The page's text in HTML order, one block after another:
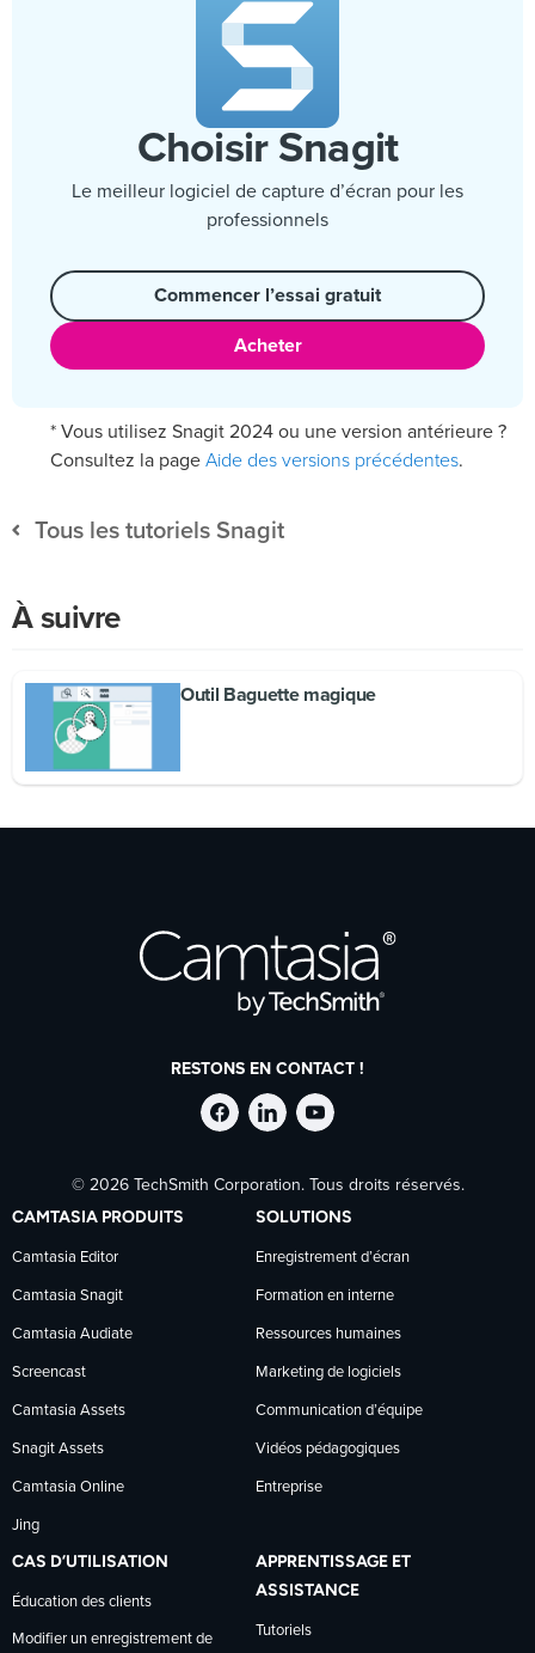
Choisir Snagit
Le meilleur logiciel de capture d’écran pour les
professionnels
Commencer l’essai gratuit
Acheter
* Vous utilisez Snagit 2024 ou une version antérieure ?
Consultez la page Aide des versions précédentes.
Tous les tutoriels Snagit
À suivre
Outil Baguette magique
RESTONS EN CONTACT !
Suivre
TechSmith
sur
Facebook
Suivre
TechSmith
sur
LinkedIn
Suivre
TechSmith
sur
YouTube
© 2026 TechSmith Corporation. Tous droits réservés.
CAMTASIA PRODUITS
Camtasia Editor
Camtasia Snagit
Camtasia Audiate
Screencast
Camtasia Assets
Snagit Assets
Camtasia Online
Jing
SOLUTIONS
Enregistrement d’écran
Formation en interne
Ressources humaines
Marketing de logiciels
Communication d’équipe
Vidéos pédagogiques
Entreprise
CAS D’UTILISATION
Éducation des clients
Modifier un enregistrement de
APPRENTISSAGE ET
ASSISTANCE
Tutoriels